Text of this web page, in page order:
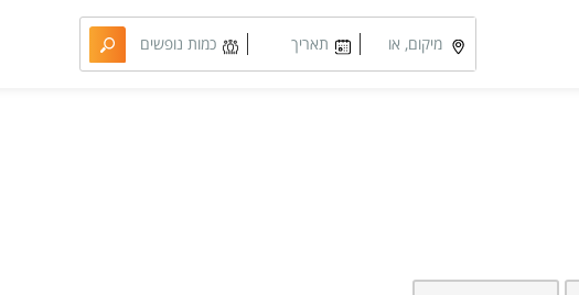
מיקום, או תאריך כמות נופשים